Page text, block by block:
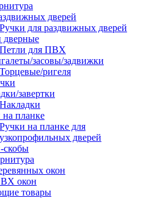
дверей
Ручки для раздвижных дверей
дверные
Петли для ПВХ
засовы/задвижки
Торцевые/ригеля
завертки
Накладки
на планке
Ручки на планке для
узкопрофильных дверей
скобы
окон
окон
товары